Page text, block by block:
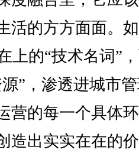
活的方方面面。
上的“技术名词”
”，渗透进城市
营的每一个具体
造出实实在在的